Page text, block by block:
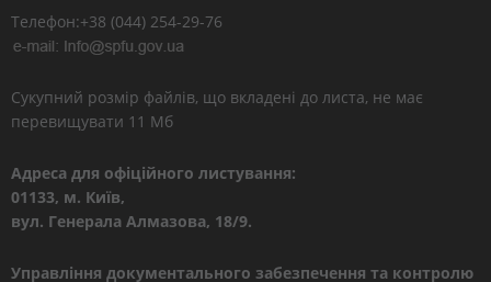
Телефон:+38 (044) 254-29-76
Сукупний розмір файлів, що вкладені до листа, не має
перевищувати 11 Мб
Адреса для офіційного листування:
01133, м. Київ,
вул. Генерала Алмазова, 18/9.
Управління документального забезпечення та контролю